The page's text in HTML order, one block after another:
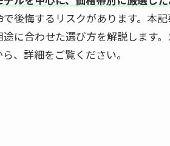
後悔するリスクがあります。本
に合わせた選び方を解説します
、詳細をご覧ください。